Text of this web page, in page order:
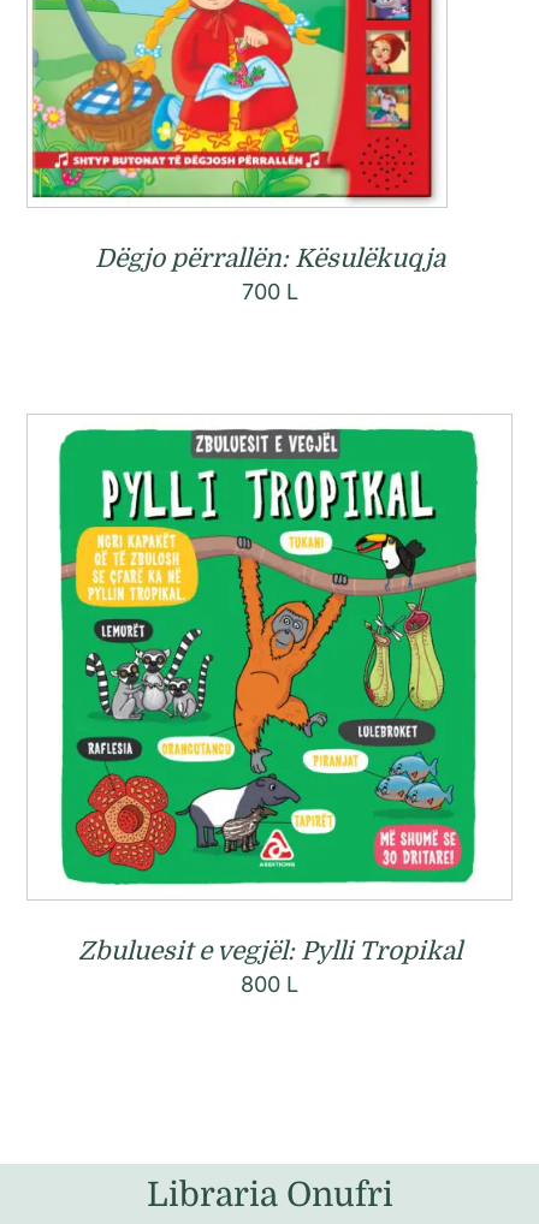
Dëgjo përrallën: Kësulëkuqja
700 L
Zbuluesit e vegjël: Pylli Tropikal
800 L
Libraria Onufri